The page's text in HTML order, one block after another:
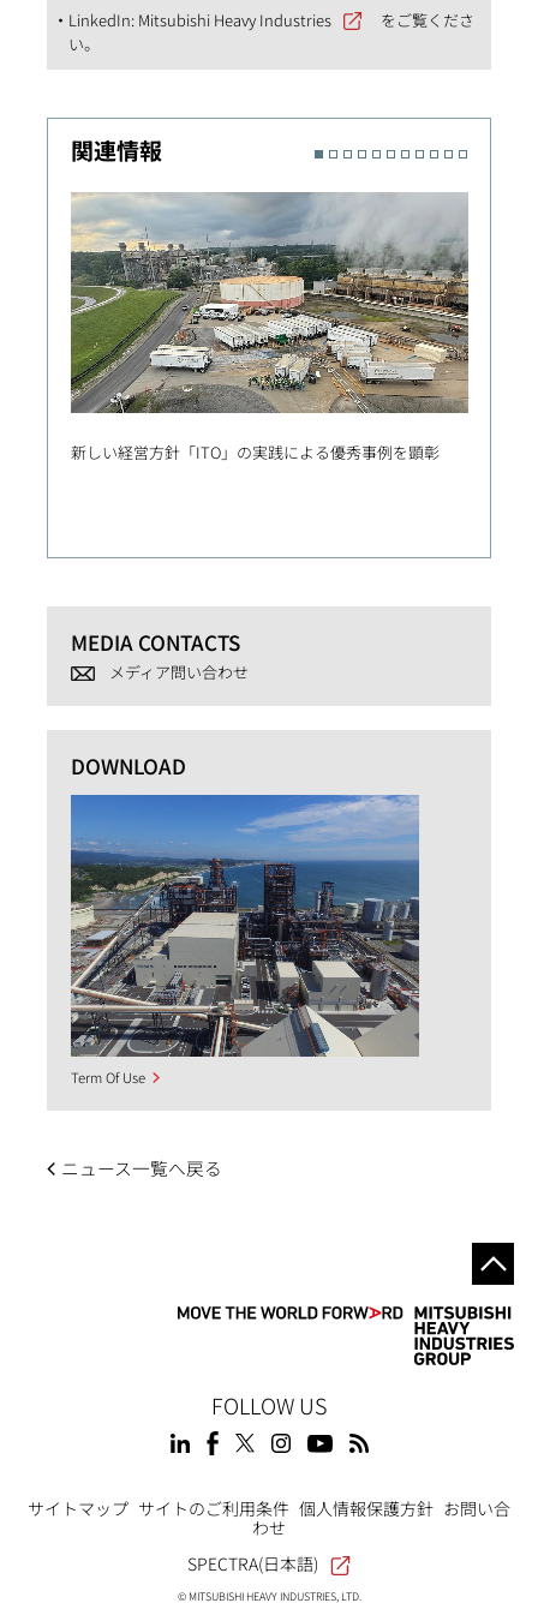
LinkedIn: Mitsubishi Heavy Industries
をご覧くださ
い。
関連情報
新しい経営方針「ITO」の実践による優秀事例を顕彰
MEDIA CONTACTS
メディア問い合わせ
DOWNLOAD
Term Of Use
ニュース一覧へ戻る
FOLLOW US
Footer
サイトマップ サイトのご利用条件 個人情報保護方針 お問い合
わせ
SPECTRA(日本語)
© MITSUBISHI HEAVY INDUSTRIES, LTD.